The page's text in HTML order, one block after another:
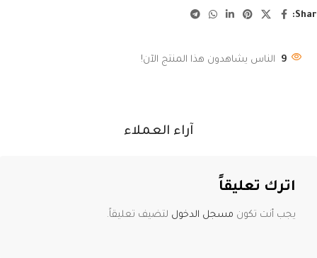
9 الناس يشاهدون هذا المنتج الآن!
آراء العملاء
اترك تعليقاً
يجب أنت تكون مسجل الدخول لتضيف تعليقاً.